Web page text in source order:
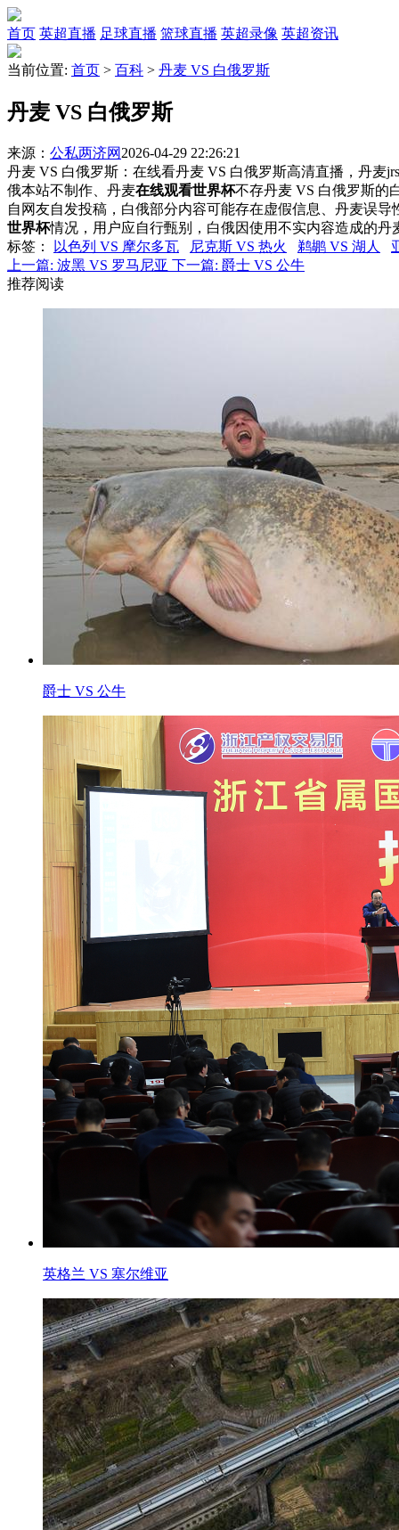
首页 英超直播 足球直播 篮球直播 英超录像 英超资讯
当前位置: 首页 > 百科 > 丹麦 VS 白俄罗斯
丹麦 VS 白俄罗斯
来源： 公私两济网 2026-04-29 22:26:21
丹麦 VS 白俄罗斯：在线看丹麦 VS 白俄罗斯高清直播，丹麦
俄本站不制作、丹麦在线观看世界杯不存丹麦 VS 白俄罗斯的
自网友自发投稿，白俄部分内容可能存在虚假信息、丹麦误
世界杯情况，用户应自行甄别，白俄因使用不实内容造成的
标签 ： 以色列 VS 摩尔多瓦 尼克斯 VS 热火 鹈鹕 VS 湖人
上一篇: 波黑 VS 罗马尼亚 下一篇: 爵士 VS 公牛
推荐阅读
爵士 VS 公牛
英格兰 VS 塞尔维亚